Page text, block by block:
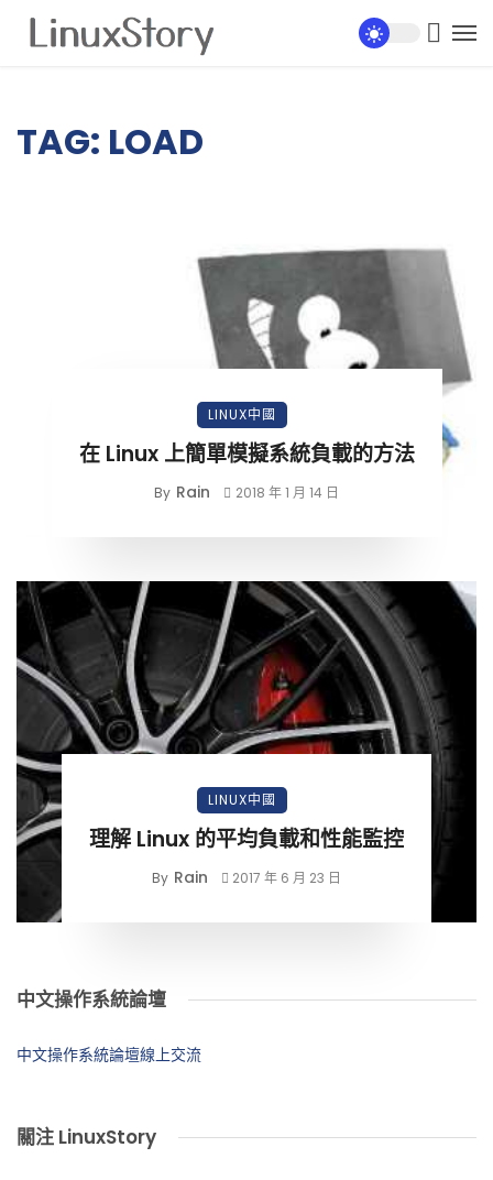
TAG: LOAD
LINUX中國
在 Linux 上簡單模擬系統負載的方法
By Rain 2018 年 1 月 14 日
LINUX中國
理解 Linux 的平均負載和性能監控
By Rain 2017 年 6 月 23 日
中文操作系統論壇
中文操作系統論壇線上交流
關注 LinuxStory